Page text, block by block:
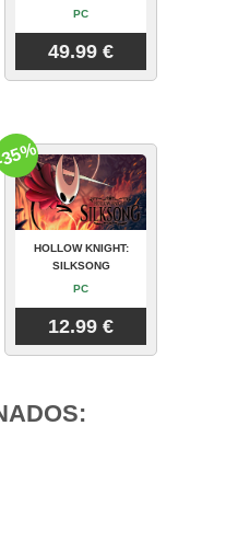
PC
49.99 €
HOLLOW KNIGHT:
SILKSONG
PC
12.99 €